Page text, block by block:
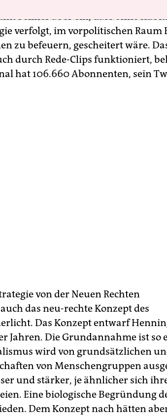
Sellner aber ein, dass ohne
verfolgt, im vorpolitischen Raum
zu befeuern, gescheitert wäre.
durch Rede-Clips funktioniert,
hat 106.660 Abonnenten, sein
von der Neuen Rechten
das neu-rechte Konzept des
Das Konzept entwarf
Jahren. Die Grundannahme ist so
wird von grundsätzlichen
von Menschengruppen
und stärker, je ähnlicher sich
Eine biologische Begründung
Dem Konzept nach hätten